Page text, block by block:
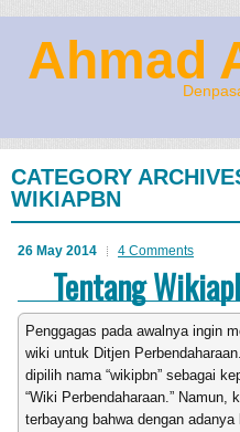
Ahmad
CATEGORY
WIKIAPBN
26 May 2014 4 Comments
Tentang
Penggagas pada awalnya ingin
wiki untuk Ditjen
dipilih nama “wikipbn” sebagai
“Wiki Perbendaharaan.” Namun,
terbayang bahwa dengan adanya